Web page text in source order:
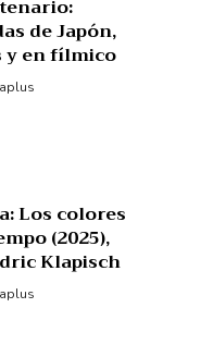
de Japón,
y en fílmico
Los colores
(2025),
Klapisch